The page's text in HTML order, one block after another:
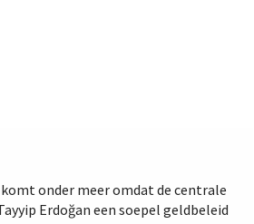
onder meer omdat de centrale
Erdoğan een soepel geldbeleid